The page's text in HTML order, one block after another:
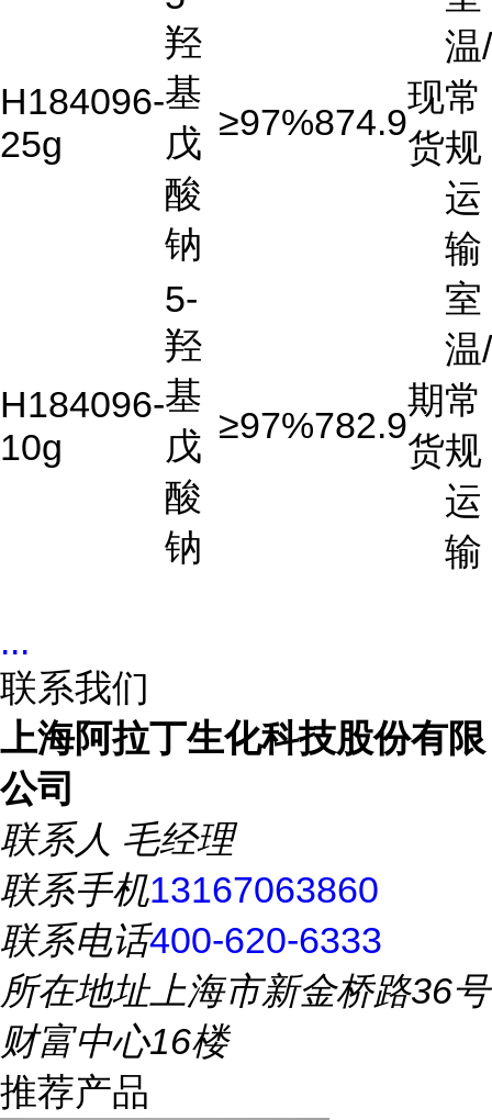
H184096-
25g
羟
基
戊
酸
钠
≥97%874.9
现
货
温/
常
规
运
输
H184096-
10g
5-
羟
基
戊
酸
钠
≥97%782.9
期
货
室
温/
常
规
运
输
...
联系我们
上海阿拉丁生化科技股份有限
公司
联系人 毛经理
联系手机13167063860
联系电话400-620-6333
所在地址上海市新金桥路36号
财富中心16楼
推荐产品